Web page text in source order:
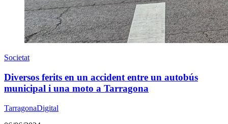
Societat
Diversos ferits en un accident entre un autobús
municipal i una moto a Tarragona
TarragonaDigital